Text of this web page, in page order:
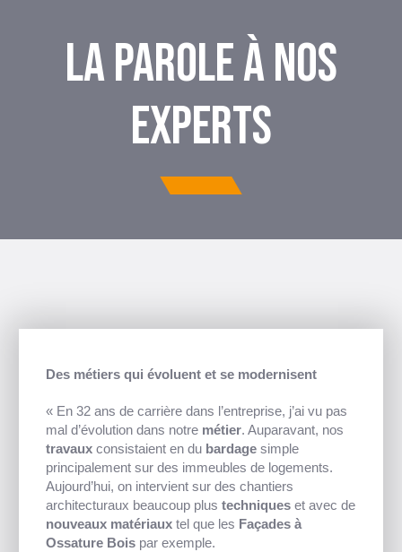
LA PAROLE À NOS
EXPERTS
Des métiers qui évoluent et se modernisent
« En 32 ans de carrière dans l’entreprise, j’ai vu pas
mal d’évolution dans notre métier. Auparavant, nos
travauxconsistaient en du bardagesimple
principalement sur des immeubles de logements.
Aujourd’hui, on intervient sur des chantiers
architecturaux beaucoup plus techniqueset avec de
nouveaux matériauxtel que les Façades à
Ossature Boispar exemple.